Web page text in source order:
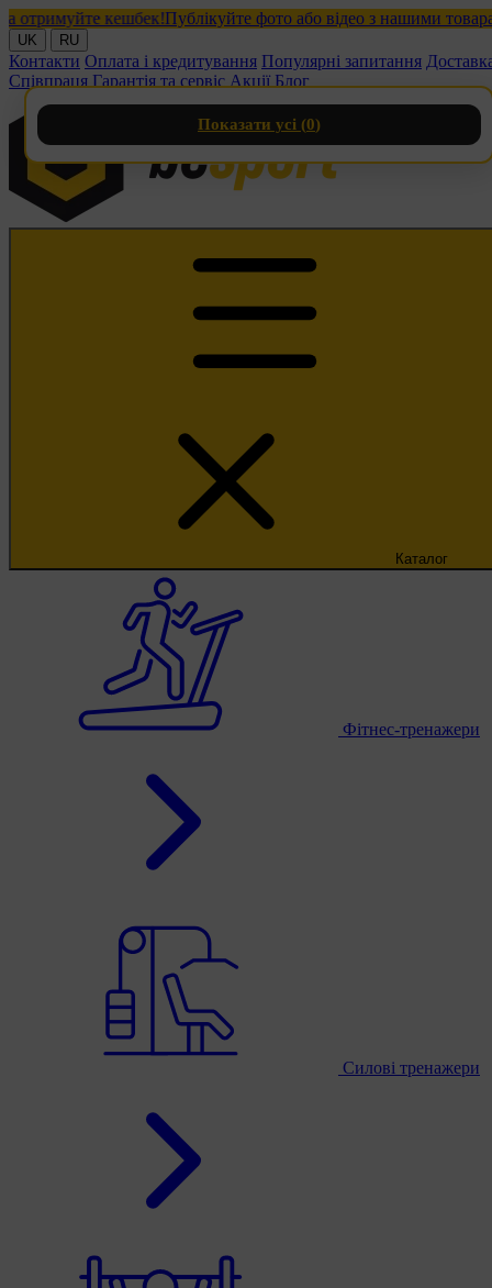
кешбек!Публікуйте фото або відео з нашими товарами
UK RU
Контакти Оплата і кредитування Популярні запитання
Співпраця Гарантія та сервіс Акції Блог
Каталог
Фітнес-тренажери
Силові тренажери
Показати усі (0)